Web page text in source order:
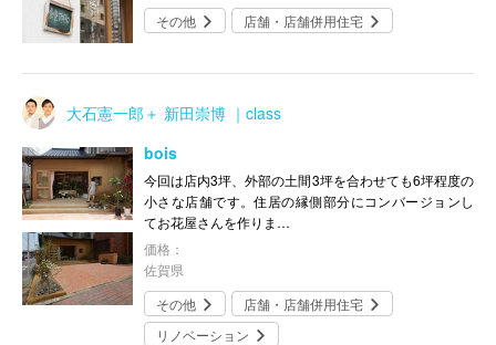
その他
店舗・店舗併用住宅
大石憲一郎＋ 新田崇博 ｜class
bois
今回は店内3坪、外部の土間3坪を合わせても6坪程度の
小さな店舗です。住居の縁側部分にコンバージョンし
てお花屋さんを作りま…
価格：
佐賀県
その他
店舗・店舗併用住宅
リノベーション